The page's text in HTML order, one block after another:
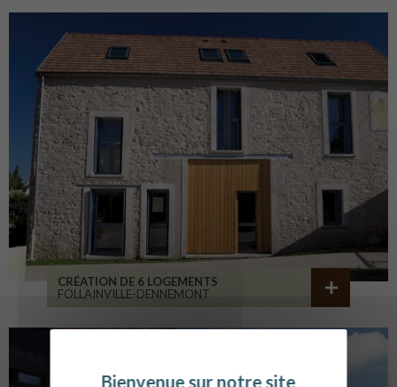
CRÉATION DE 6 LOGEMENTS
FOLLAINVILLE-DENNEMONT